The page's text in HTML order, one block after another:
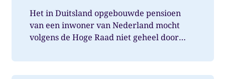
Het in Duitsland opgebouwde pensioen
van een inwoner van Nederland mocht
volgens de Hoge Raad niet geheel door